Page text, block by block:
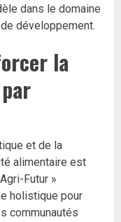
dans le domaine
développement.
la
et de la
alimentaire est
Futur »
holistique pour
communautés